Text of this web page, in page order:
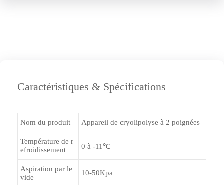
Caractéristiques & Spécifications
Nom du produit Appareil de cryolipolyse à 2 poignées
Température de r
efroidissement
0 à -11℃
Aspiration par le
vide
10-50Kpa